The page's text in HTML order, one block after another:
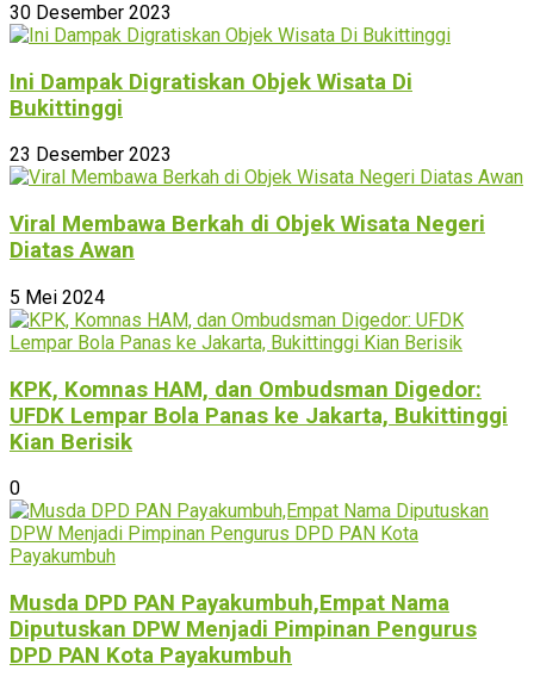
30 Desember 2023
Ini Dampak Digratiskan Objek Wisata Di
Bukittinggi
23 Desember 2023
Viral Membawa Berkah di Objek Wisata Negeri
Diatas Awan
5 Mei 2024
KPK, Komnas HAM, dan Ombudsman Digedor:
UFDK Lempar Bola Panas ke Jakarta, Bukittinggi
Kian Berisik
0
Musda DPD PAN Payakumbuh,Empat Nama
Diputuskan DPW Menjadi Pimpinan Pengurus
DPD PAN Kota Payakumbuh